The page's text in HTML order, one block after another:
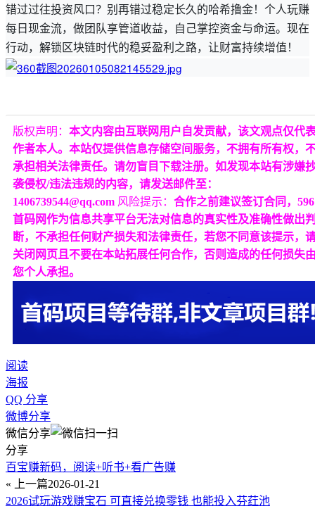
错过过往投资风口？别再错过稳定长久的哈希撸金！个人玩赚
每日现金流，做团队享管道收益，自己掌控资金与命运。现在
行动，解锁区块链时代的稳妥盈利之路，让财富持续增值！
版权声明： 本文内容由互联网用户自发贡献，该文观点仅代
作者本人。本站仅提供信息存储空间服务，不拥有所有权，
承担相关法律责任。请勿盲目下载注册。如发现本站有涉嫌
袭侵权/违法违规的内容，请发送邮件至：
1406739544@qq.com 风险提示： 合作之前建议签订合同，596
首码网作为信息共享平台无法对信息的真实性及准确性做出
断，不承担任何财产损失和法律责任，若您不同意该提示，
关闭网页且不要在本站拓展任何合作，否则造成的任何损失
您个人承担。
阅读
海报
QQ 分享
微博分享
微信分享
分享
百宝赚新码，阅读+听书+看广告赚
« 上一篇2026-01-21
2026试玩游戏赚宝石 可直接兑换零钱 也能投入芬荭池